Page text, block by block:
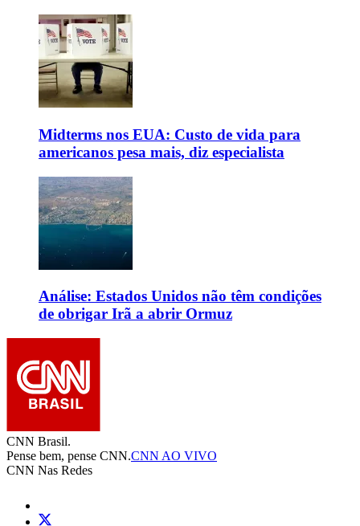
Midterms nos EUA: Custo de vida para
americanos pesa mais, diz especialista
Análise: Estados Unidos não têm condições
de obrigar Irã a abrir Ormuz
CNN Brasil.
Pense bem, pense CNN.CNN AO VIVO
CNN Nas Redes